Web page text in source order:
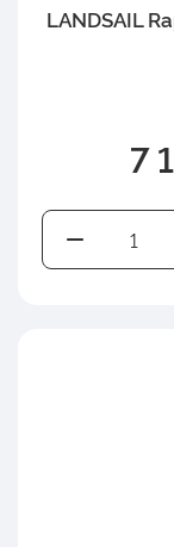
LANDSAIL
7